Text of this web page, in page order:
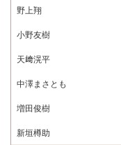
野上翔
小野友樹
天﨑滉平
中澤まさとも
増田俊樹
新垣樽助